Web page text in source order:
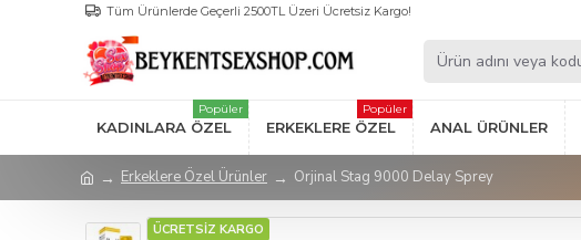
Tüm Ürünlerde Geçerli 2500TL Üzeri Ücretsiz Kargo!
KADINLARA ÖZEL
Popüler
ERKEKLERE ÖZEL
Popüler
ANAL ÜRÜNLER
Erkeklere Özel Ürünler Orjinal Stag 9000 Delay Sprey
ÜCRETSİZ KARGO